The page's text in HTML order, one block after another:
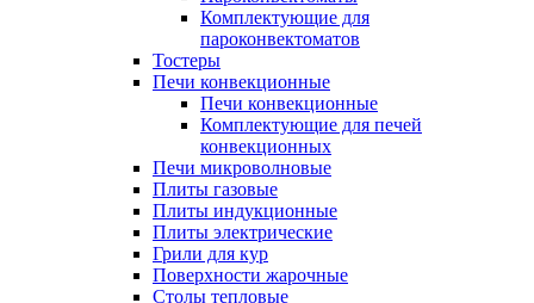
Комплектующие для
пароконвектоматов
Тостеры
Печи конвекционные
Печи конвекционные
Комплектующие для печей
конвекционных
Печи микроволновые
Плиты газовые
Плиты индукционные
Плиты электрические
Грили для кур
Поверхности жарочные
Столы тепловые